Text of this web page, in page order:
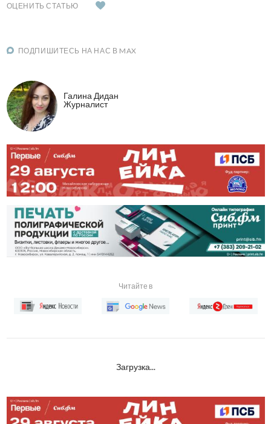
ОЦЕНИТЬ СТАТЬЮ
ПОДПИШИТЕСЬ НА НАС В MAX
Галина Дидан
Журналист
Читайте в
Загрузка...